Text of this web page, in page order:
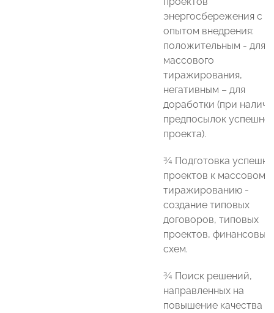
энергосбережения с
опытом внедрения:
положительным - для
массового
тиражирования,
негативным – для
доработки (при
предпосылок
проекта).
¾ Подготовка
проектов к массовому
тиражированию -
создание типовых
договоров, типовых
проектов, финансовых
схем.
¾ Поиск решений,
направленных на
повышение качества и